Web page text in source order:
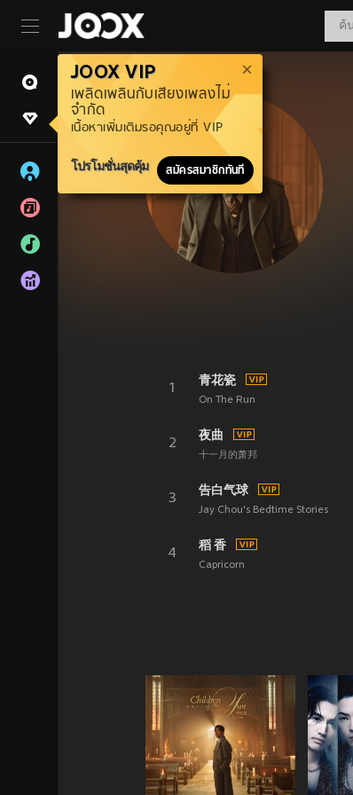
JOOX VIP
เพลิดเพลินกับเสียงเพลงไม่
จำกัด
เนื้อหาเพิ่มเติมรอคุณอยู่ที่ VIP
โปรโมชั่นสุดคุ้ม สมัครสมาชิกทันที
1
青花瓷
On The Run
2
夜曲
十一月的萧邦
3
告白气球
Jay Chou's Bedtime Stories
4
稻 香
Capricorn